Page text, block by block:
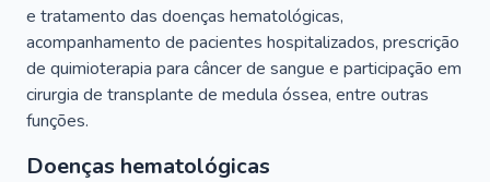
e tratamento das doenças hematológicas,
acompanhamento de pacientes hospitalizados, prescrição
de quimioterapia para câncer de sangue e participação em
cirurgia de transplante de medula óssea, entre outras
funções.
Doenças hematológicas